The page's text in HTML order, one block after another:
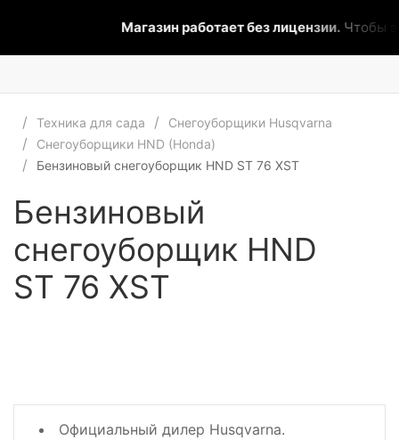
Магазин работает без лицензии.Чтобы
Техника для сада
Снегоуборщики Husqvarna
Снегоуборщики HND (Honda)
Бензиновый снегоуборщик HND ST 76 XST
Бензиновый
снегоуборщик HND
ST 76 XST
Официальный дилер Husqvarna.